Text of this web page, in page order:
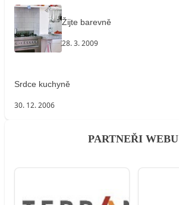
Žijte barevně
28. 3. 2009
Srdce kuchyně
30. 12. 2006
PARTNEŘI WEBU